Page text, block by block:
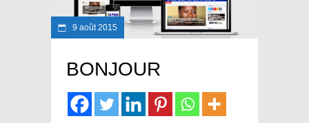
9 août 2015
BONJOUR